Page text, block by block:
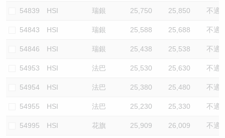
54839 HSI 瑞銀 25,750 25,850 不適
54843 HSI 瑞銀 25,588 25,688 不適
54846 HSI 瑞銀 25,438 25,538 不適
54953 HSI 法巴 25,530 25,630 不適
54954 HSI 法巴 25,380 25,480 不適
54955 HSI 法巴 25,230 25,330 不適
54995 HSI 花旗 25,909 26,009 不適